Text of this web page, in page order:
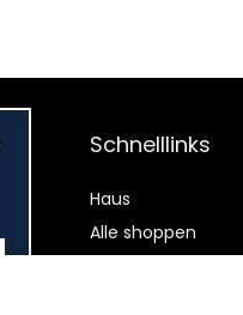
Schnelllinks
Haus
Alle shoppen